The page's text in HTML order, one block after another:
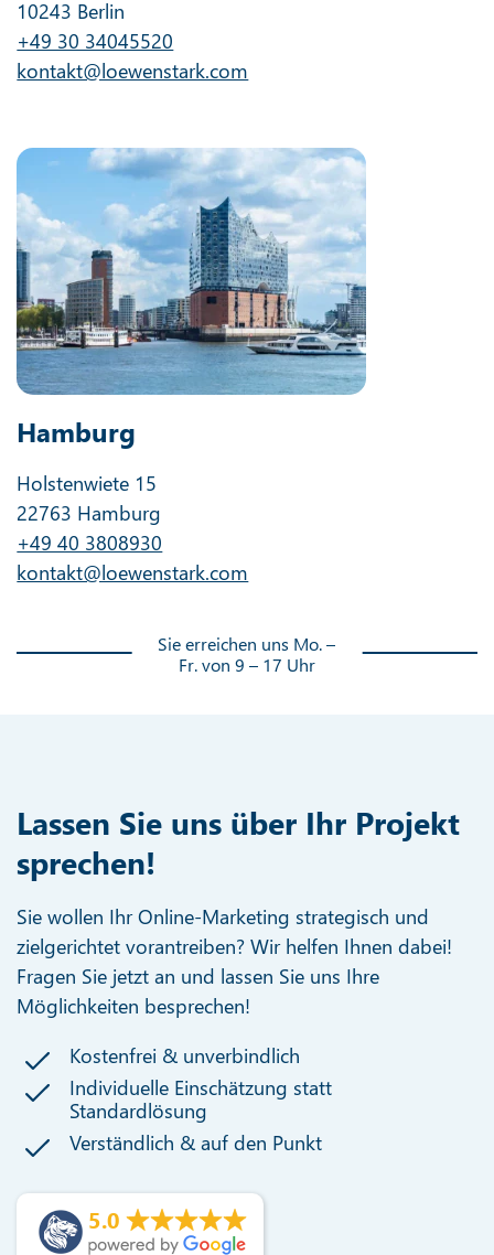
10243 Berlin
+49 30 34045520
kontakt@loewenstark.com
Hamburg
Holstenwiete 15
22763 Hamburg
+49 40 3808930
kontakt@loewenstark.com
Sie erreichen uns Mo. –
Fr. von 9 – 17 Uhr
Lassen Sie uns über Ihr Projekt
sprechen!
Sie wollen Ihr Online-Marketing strategisch und
zielgerichtet vorantreiben? Wir helfen Ihnen dabei!
Fragen Sie jetzt an und lassen Sie uns Ihre
Möglichkeiten besprechen!
Kostenfrei & unverbindlich
Individuelle Einschätzung statt
Standardlösung
Verständlich & auf den Punkt
5.0